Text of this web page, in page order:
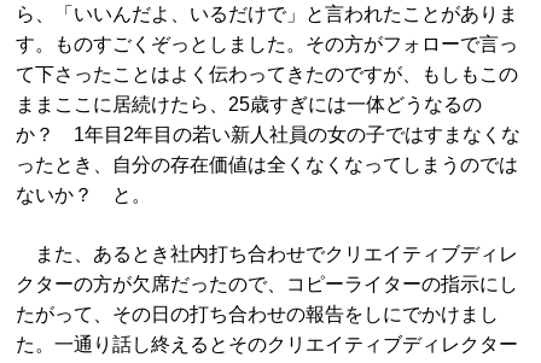
ら、「いいんだよ、いるだけで」と言われたことがありま
す。ものすごくぞっとしました。その方がフォローで言っ
て下さったことはよく伝わってきたのですが、もしもこの
ままここに居続けたら、25歳すぎには一体どうなるの
か？ 1年目2年目の若い新人社員の女の子ではすまなくな
ったとき、自分の存在価値は全くなくなってしまうのでは
ないか？ と。
また、あるとき社内打ち合わせでクリエイティブディレ
クターの方が欠席だったので、コピーライターの指示にし
たがって、その日の打ち合わせの報告をしにでかけまし
た。一通り話し終えるとそのクリエイティブディレクター